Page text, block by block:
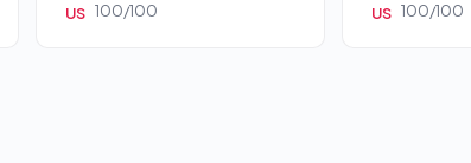
US 100/100 US 100/100